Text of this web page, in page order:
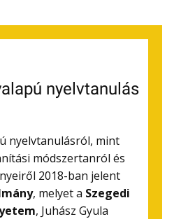
nyelvtanulás
nyelvtanulásról, mint
módszertanról és
2018-ban jelent
, melyet a Szegedi
, Juhász Gyula